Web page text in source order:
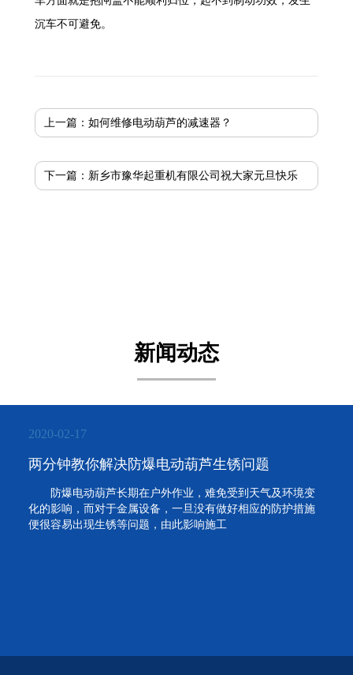
沉车不可避免。
上一篇： 如何维修电动葫芦的减速器？
下一篇： 新乡市豫华起重机有限公司祝大家元旦快乐
新闻动态
2020-02-17
两分钟教你解决防爆电动葫芦生锈问题
防爆电动葫芦长期在户外作业，难免受到天气及环境变
化的影响，而对于金属设备，一旦没有做好相应的防护措施
便很容易出现生锈等问题，由此影响施工